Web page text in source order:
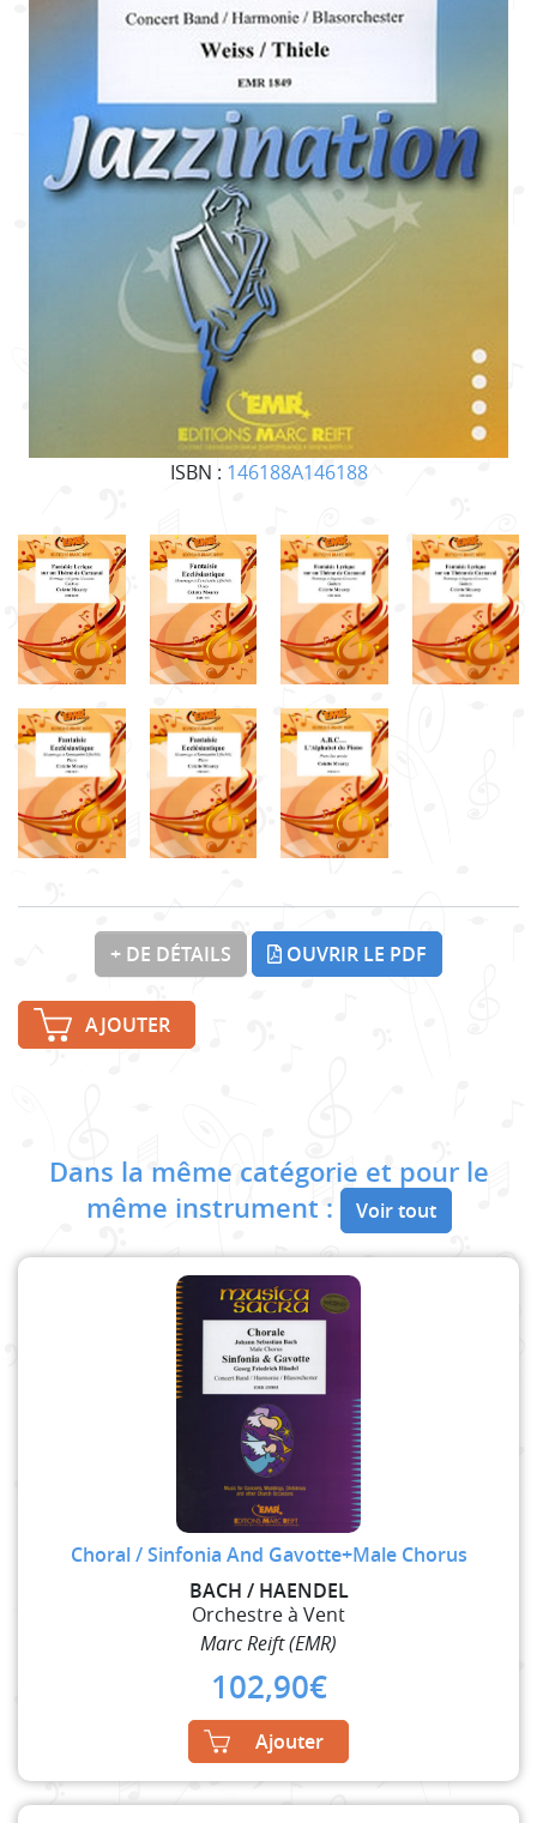
ISBN : 146188A146188
+ DE DÉTAILS OUVRIR LE PDF
AJOUTER
Dans la même catégorie et pour le
même instrument :
Voir tout
Choral / Sinfonia And Gavotte+Male Chorus
BACH / HAENDEL
Orchestre à Vent
Marc Reift (EMR)
102,90€
Ajouter